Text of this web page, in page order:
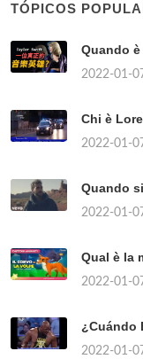
TÓPICOS
Quando
2022-01-
Chi è
2022-01-
Quando
2022-01-
Qual è la
2022-01-
¿Cuándo
2022-01-